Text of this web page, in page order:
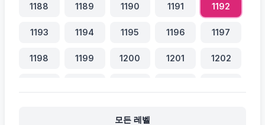
1188 1189 1190 1191 1192
1193 1194 1195 1196 1197
1198 1199 1200 1201 1202
모든 레벨